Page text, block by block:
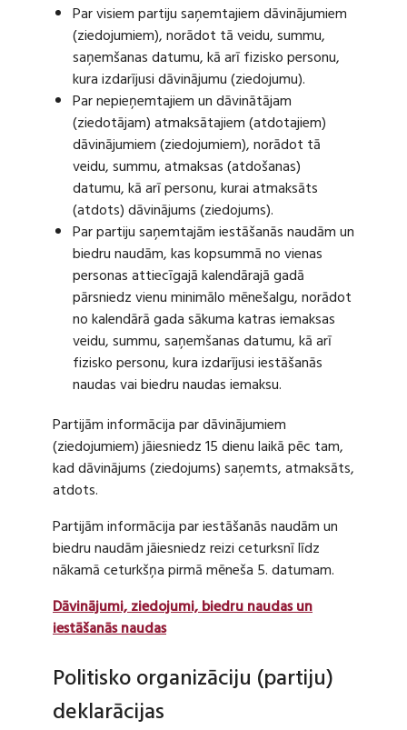
Par visiem partiju saņemtajiem dāvinājumiem
(ziedojumiem), norādot tā veidu, summu,
saņemšanas datumu, kā arī fizisko personu,
kura izdarījusi dāvinājumu (ziedojumu).
Par nepieņemtajiem un dāvinātājam
(ziedotājam) atmaksātajiem (atdotajiem)
dāvinājumiem (ziedojumiem), norādot tā
veidu, summu, atmaksas (atdošanas)
datumu, kā arī personu, kurai atmaksāts
(atdots) dāvinājums (ziedojums).
Par partiju saņemtajām iestāšanās naudām un
biedru naudām, kas kopsummā no vienas
personas attiecīgajā kalendārajā gadā
pārsniedz vienu minimālo mēnešalgu, norādot
no kalendārā gada sākuma katras iemaksas
veidu, summu, saņemšanas datumu, kā arī
fizisko personu, kura izdarījusi iestāšanās
naudas vai biedru naudas iemaksu.
Partijām informācija par dāvinājumiem
(ziedojumiem) jāiesniedz 15 dienu laikā pēc tam,
kad dāvinājums (ziedojums) saņemts, atmaksāts,
atdots.
Partijām informācija par iestāšanās naudām un
biedru naudām jāiesniedz reizi ceturksnī līdz
nākamā ceturkšņa pirmā mēneša 5. datumam.
Dāvinājumi, ziedojumi, biedru naudas un
iestāšanās naudas
Politisko organizāciju (partiju)
deklarācijas